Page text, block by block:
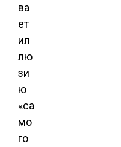
ва
ет
ил
лю
зи
ю
«са
мо
го